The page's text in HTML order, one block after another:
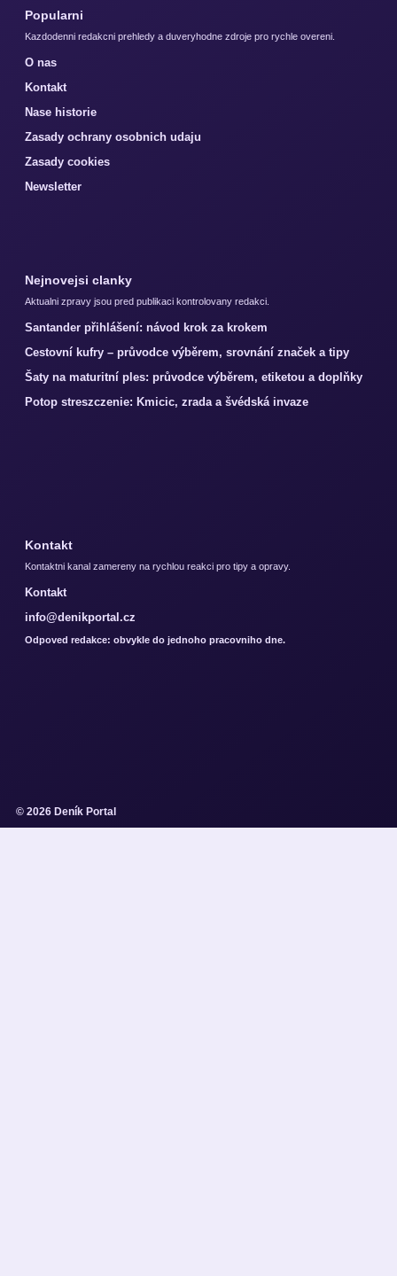
Popularni
Kazdodenni redakcni prehledy a duveryhodne zdroje pro rychle overeni.
O nas
Kontakt
Nase historie
Zasady ochrany osobnich udaju
Zasady cookies
Newsletter
Nejnovejsi clanky
Aktualni zpravy jsou pred publikaci kontrolovany redakci.
Santander přihlášení: návod krok za krokem
Cestovní kufry – průvodce výběrem, srovnání značek a tipy
Šaty na maturitní ples: průvodce výběrem, etiketou a doplňky
Potop streszczenie: Kmicic, zrada a švédská invaze
Kontakt
Kontaktni kanal zamereny na rychlou reakci pro tipy a opravy.
Kontakt
info@denikportal.cz
Odpoved redakce: obvykle do jednoho pracovniho dne.
© 2026 Deník Portal